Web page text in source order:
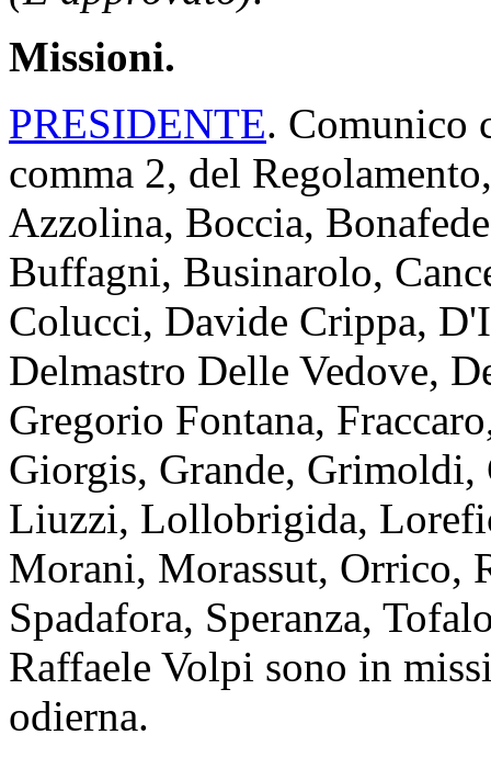
Missioni.
PRESIDENTE. Comunico
comma 2, del
Azzolina, Boccia,
Buffagni, Businarolo,
Colucci, Davide Crippa,
Delmastro Delle Vedove,
Gregorio Fontana,
Giorgis, Grande,
Liuzzi, Lollobrigida,
Morani, Morassut, Orrico,
Spadafora, Speranza,
Raffaele Volpi sono in
odierna.